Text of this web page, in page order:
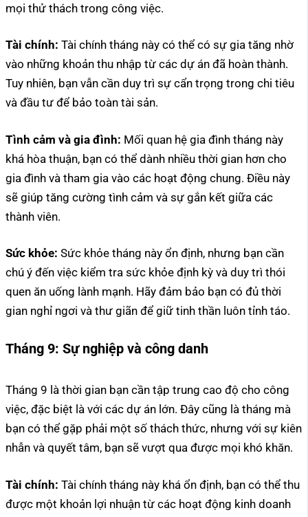
mọi thử thách trong công việc.
Tài chính: Tài chính tháng này có thể có sự gia tăng nhờ
vào những khoản thu nhập từ các dự án đã hoàn thành.
Tuy nhiên, bạn vẫn cần duy trì sự cẩn trọng trong chi tiêu
và đầu tư để bảo toàn tài sản.
Tình cảm và gia đình: Mối quan hệ gia đình tháng này
khá hòa thuận, bạn có thể dành nhiều thời gian hơn cho
gia đình và tham gia vào các hoạt động chung. Điều này
sẽ giúp tăng cường tình cảm và sự gắn kết giữa các
thành viên.
Sức khỏe: Sức khỏe tháng này ổn định, nhưng bạn cần
chú ý đến việc kiểm tra sức khỏe định kỳ và duy trì thói
quen ăn uống lành mạnh. Hãy đảm bảo bạn có đủ thời
gian nghỉ ngơi và thư giãn để giữ tinh thần luôn tỉnh táo.
Tháng 9: Sự nghiệp và công danh
Tháng 9 là thời gian bạn cần tập trung cao độ cho công
việc, đặc biệt là với các dự án lớn. Đây cũng là tháng mà
bạn có thể gặp phải một số thách thức, nhưng với sự kiên
nhẫn và quyết tâm, bạn sẽ vượt qua được mọi khó khăn.
Tài chính: Tài chính tháng này khá ổn định, bạn có thể thu
được một khoản lợi nhuận từ các hoạt động kinh doanh